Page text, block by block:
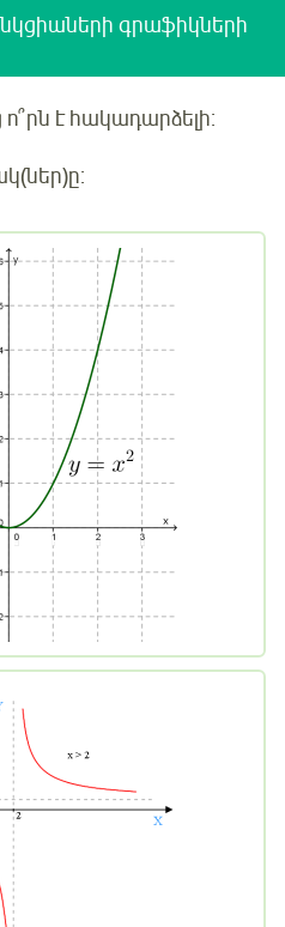
գրաֆիկների
է հակադարձելի: